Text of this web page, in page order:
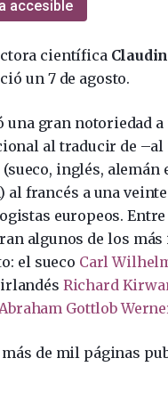
accesible
científica
un 7 de agosto.
una gran notoriedad a
al traducir de –al
inglés, alemán
al francés a una
europeos. Entre
algunos de los
el sueco Carl
irlandés Richard
Abraham Gottlob
de mil páginas